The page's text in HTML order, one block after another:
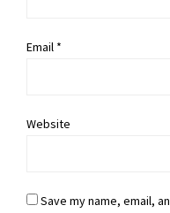
Email *
Website
Save my name, email,